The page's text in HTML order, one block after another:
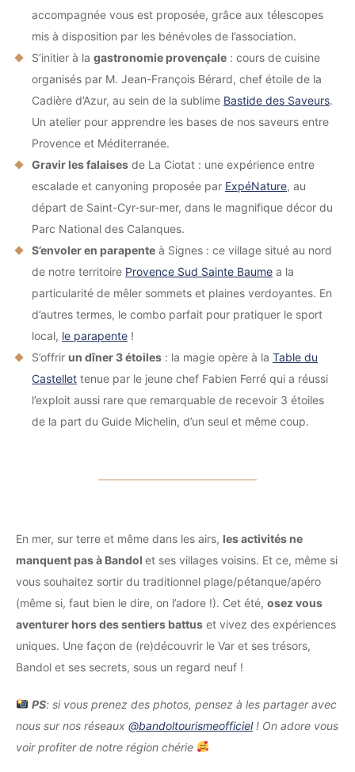
accompagnée vous est proposée, grâce aux télescopes
mis à disposition par les bénévoles de l’association.
S’initier à la gastronomie provençale : cours de cuisine
organisés par M. Jean-François Bérard, chef étoile de la
Cadière d’Azur, au sein de la sublime Bastide des Saveurs.
Un atelier pour apprendre les bases de nos saveurs entre
Provence et Méditerranée.
Gravir les falaises de La Ciotat : une expérience entre
escalade et canyoning proposée par ExpéNature, au
départ de Saint-Cyr-sur-mer, dans le magnifique décor du
Parc National des Calanques.
S’envoler en parapente à Signes : ce village situé au nord
de notre territoire Provence Sud Sainte Baume a la
particularité de mêler sommets et plaines verdoyantes. En
d’autres termes, le combo parfait pour pratiquer le sport
local, le parapente !
S’offrir un dîner 3 étoiles : la magie opère à la Table du
Castellet tenue par le jeune chef Fabien Ferré qui a réussi
l’exploit aussi rare que remarquable de recevoir 3 étoiles
de la part du Guide Michelin, d’un seul et même coup.
En mer, sur terre et même dans les airs, les activités ne
manquent pas à Bandol et ses villages voisins. Et ce, même si
vous souhaitez sortir du traditionnel plage/pétanque/apéro
(même si, faut bien le dire, on l’adore !). Cet été, osez vous
aventurer hors des sentiers battus et vivez des expériences
uniques. Une façon de (re)découvrir le Var et ses trésors,
Bandol et ses secrets, sous un regard neuf !
PS: si vous prenez des photos, pensez à les partager avec
nous sur nos réseaux @bandoltourismeofficiel! On adore vous
voir profiter de notre région chérie